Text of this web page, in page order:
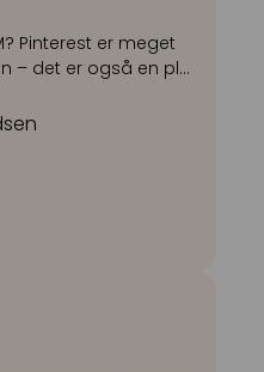
Pinterest er meget
– det er også en pl…